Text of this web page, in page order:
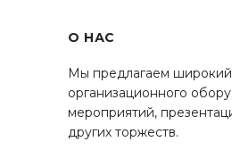
О НАС
Мы предлагаем
организационного
мероприятий,
других торжеств.